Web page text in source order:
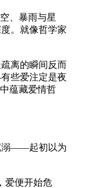
、暴雨与星
。就像哲学家
离的瞬间反而
些爱注定是夜
蕴藏爱情哲
溺——起初以为
爱便开始危